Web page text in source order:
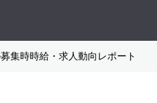
集時時給・求人動向レポート